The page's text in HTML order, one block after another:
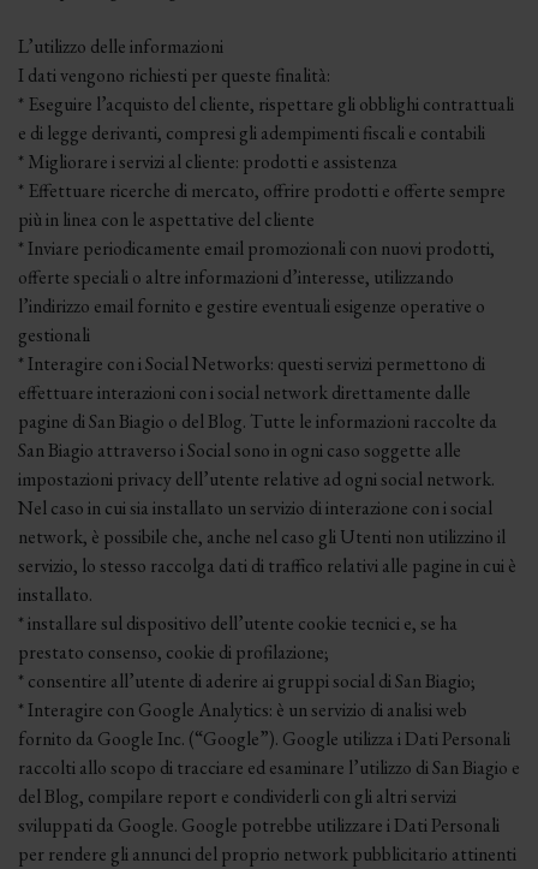
L’utilizzo delle informazioni
I dati vengono richiesti per queste finalità:
* Eseguire l’acquisto del cliente, rispettare gli obblighi contrattuali
e di legge derivanti, compresi gli adempimenti fiscali e contabili
* Migliorare i servizi al cliente: prodotti e assistenza
* Effettuare ricerche di mercato, offrire prodotti e offerte sempre
più in linea con le aspettative del cliente
* Inviare periodicamente email promozionali con nuovi prodotti,
offerte speciali o altre informazioni d’interesse, utilizzando
l’indirizzo email fornito e gestire eventuali esigenze operative o
gestionali
* Interagire con i Social Networks: questi servizi permettono di
effettuare interazioni con i social network direttamente dalle
pagine di San Biagio o del Blog. Tutte le informazioni raccolte da
San Biagio attraverso i Social sono in ogni caso soggette alle
impostazioni privacy dell’utente relative ad ogni social network.
Nel caso in cui sia installato un servizio di interazione con i social
network, è possibile che, anche nel caso gli Utenti non utilizzino il
servizio, lo stesso raccolga dati di traffico relativi alle pagine in cui è
installato.
* installare sul dispositivo dell’utente cookie tecnici e, se ha
prestato consenso, cookie di profilazione;
* consentire all’utente di aderire ai gruppi social di San Biagio;
* Interagire con Google Analytics: è un servizio di analisi web
fornito da Google Inc. (“Google”). Google utilizza i Dati Personali
raccolti allo scopo di tracciare ed esaminare l’utilizzo di San Biagio e
del Blog, compilare report e condividerli con gli altri servizi
sviluppati da Google. Google potrebbe utilizzare i Dati Personali
per rendere gli annunci del proprio network pubblicitario attinenti